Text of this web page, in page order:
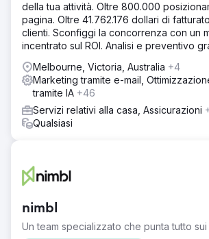
della tua attività. Oltre 800.000
pagina. Oltre 41.762.176 dollari di
clienti. Sconfiggi la concorrenza con un
incentrato sul ROI. Analisi e preventivo
Melbourne, Victoria, Australia +4
Marketing tramite e-mail,
tramite IA +46
Servizi relativi alla casa, Assicurazioni
Qualsiasi
nimbl
Un team specializzato che punta tutto sui